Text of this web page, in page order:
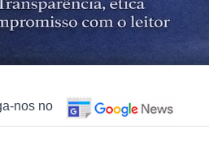
nos no